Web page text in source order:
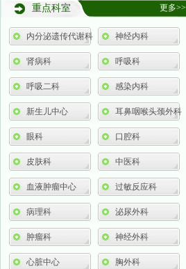
重点科室 更多>>
内分泌遗传代谢科 神经内科
肾病科 呼吸科
呼吸二科 感染内科
新生儿中心 耳鼻咽喉头颈外科
眼科 口腔科
皮肤科 中医科
血液肿瘤中心 过敏反应科
病理科 泌尿外科
肿瘤科 神经外科
心脏中心 胸外科